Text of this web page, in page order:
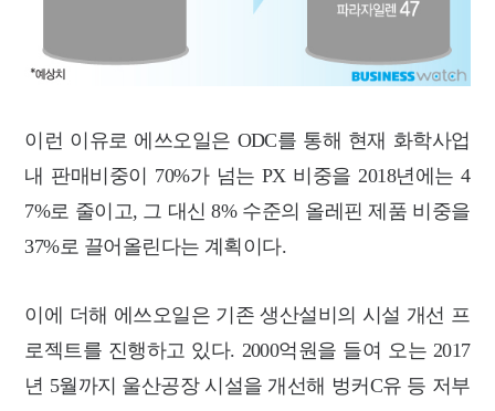
이런 이유로 에쓰오일은 ODC를 통해 현재 화학사업
내 판매비중이 70%가 넘는 PX 비중을 2018년에는 4
7%로 줄이고, 그 대신 8% 수준의 올레핀 제품 비중을
37%로 끌어올린다는 계획이다.
이에 더해 에쓰오일은 기존 생산설비의 시설 개선 프
로젝트를 진행하고 있다. 2000억원을 들여 오는 2017
년 5월까지 울산공장 시설을 개선해 벙커C유 등 저부